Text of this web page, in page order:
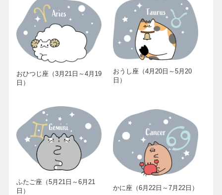
おひつじ座（3月21日～4月19
日）
おうし座（4月20日～5月20
日）
ふたご座（5月21日～6月21
日）
かに座（6月22日～7月22日）